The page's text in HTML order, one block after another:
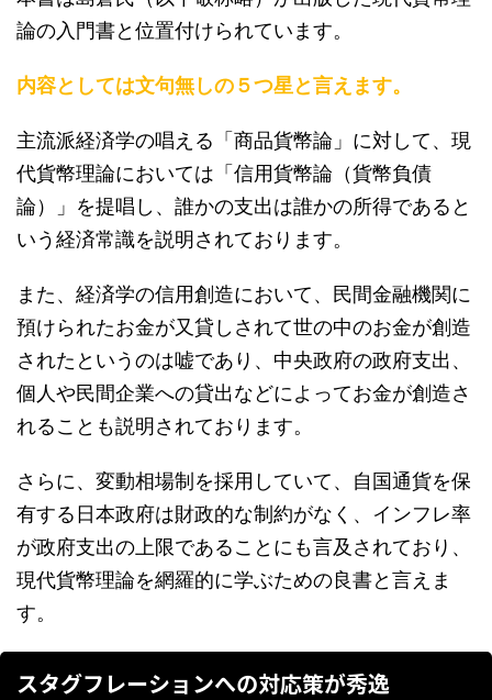
論の入門書と位置付けられています。
内容としては文句無しの５つ星と言えます。
主流派経済学の唱える「商品貨幣論」に対して、現
代貨幣理論においては「信用貨幣論（貨幣負債
論）」を提唱し、誰かの支出は誰かの所得であると
いう経済常識を説明されております。
また、経済学の信用創造において、民間金融機関に
預けられたお金が又貸しされて世の中のお金が創造
されたというのは嘘であり、中央政府の政府支出、
個人や民間企業への貸出などによってお金が創造さ
れることも説明されております。
さらに、変動相場制を採用していて、自国通貨を保
有する日本政府は財政的な制約がなく、インフレ率
が政府支出の上限であることにも言及されており、
現代貨幣理論を網羅的に学ぶための良書と言えま
す。
スタグフレーションへの対応策が秀逸